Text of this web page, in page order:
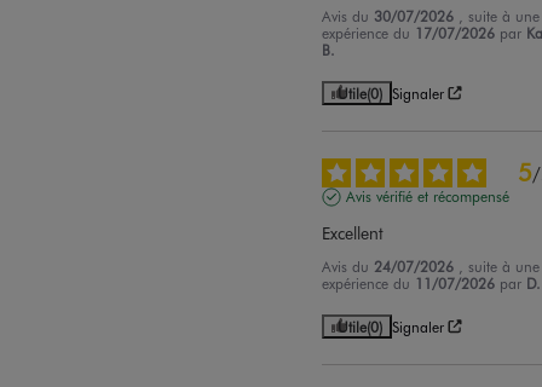
Avis du 30/07/2026
, suite à une
expérience du 17/07/2026 par
B.
Utile(0) Signaler
5/
Avis vérifié et récompensé
Excellent
Avis du 24/07/2026
, suite à une
expérience du 11/07/2026 par
Utile(0) Signaler